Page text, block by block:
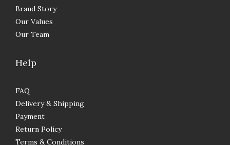
Brand Story
Our Values
Our Team
Help
FAQ
Delivery & Shipping
Payment
Return Policy
Terms & Conditions